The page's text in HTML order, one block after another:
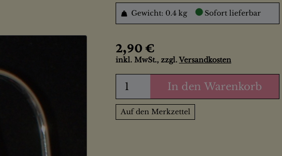
Gewicht: 0.4 kg ● Sofort lieferbar
2,90 €
inkl. MwSt., zzgl. Versandkosten
In den Warenkorb
Auf den Merkzettel